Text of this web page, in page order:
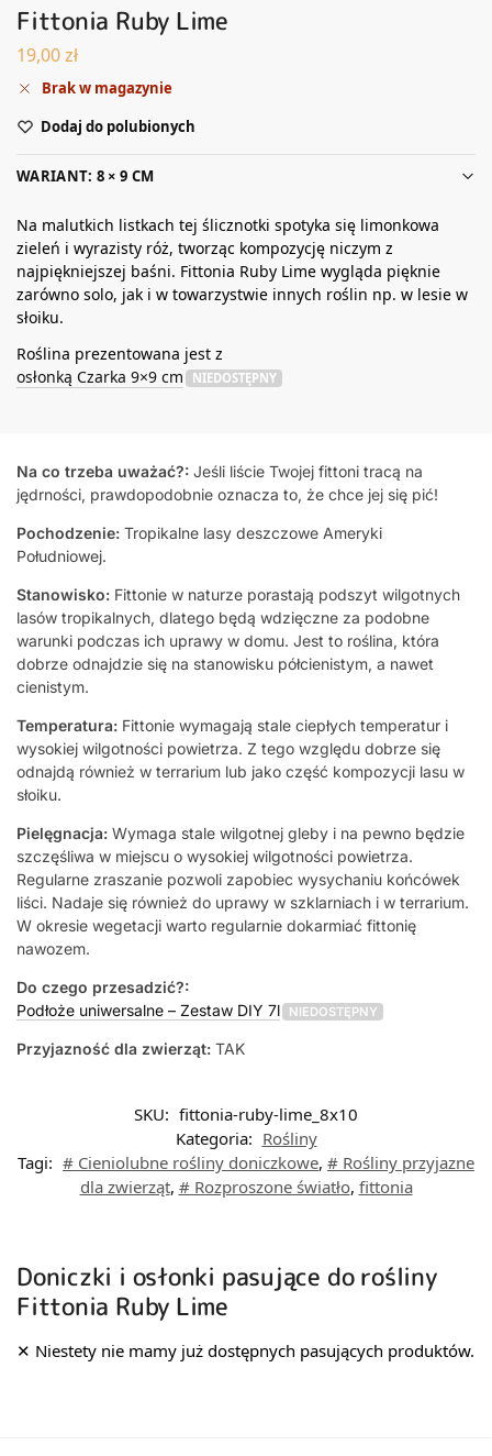
Fittonia Ruby Lime
19,00zł
Brak w magazynie
Dodaj do polubionych
WARIANT: 8 × 9 CM
Na malutkich listkach tej ślicznotki spotyka się limonkowa
zieleń i wyrazisty róż, tworząc kompozycję niczym z
najpiękniejszej baśni. Fittonia Ruby Lime wygląda pięknie
zarówno solo, jak i w towarzystwie innych roślin np. w lesie w
słoiku.
Roślina prezentowana jest z
osłonką Czarka 9×9 cm
NIEDOSTĘPNY
Na co trzeba uważać?: Jeśli liście Twojej fittoni tracą na
jędrności, prawdopodobnie oznacza to, że chce jej się pić!
Pochodzenie: Tropikalne lasy deszczowe Ameryki
Południowej.
Stanowisko: Fittonie w naturze porastają podszyt wilgotnych
lasów tropikalnych, dlatego będą wdzięczne za podobne
warunki podczas ich uprawy w domu. Jest to roślina, która
dobrze odnajdzie się na stanowisku półcienistym, a nawet
cienistym.
Temperatura: Fittonie wymagają stale ciepłych temperatur i
wysokiej wilgotności powietrza. Z tego względu dobrze się
odnajdą również w terrarium lub jako część kompozycji lasu w
słoiku.
Pielęgnacja: Wymaga stale wilgotnej gleby i na pewno będzie
szczęśliwa w miejscu o wysokiej wilgotności powietrza.
Regularne zraszanie pozwoli zapobiec wysychaniu końcówek
liści. Nadaje się również do uprawy w szklarniach i w terrarium.
W okresie wegetacji warto regularnie dokarmiać fittonię
nawozem.
Do czego przesadzić?:
Podłoże uniwersalne – Zestaw DIY 7l
NIEDOSTĘPNY
Przyjazność dla zwierząt: TAK
SKU: fittonia-ruby-lime_8x10
Kategoria: Rośliny
Tagi: # Cieniolubne rośliny doniczkowe, # Rośliny przyjazne
dla zwierząt, # Rozproszone światło, fittonia
Doniczki i osłonki pasujące do rośliny
Fittonia Ruby Lime